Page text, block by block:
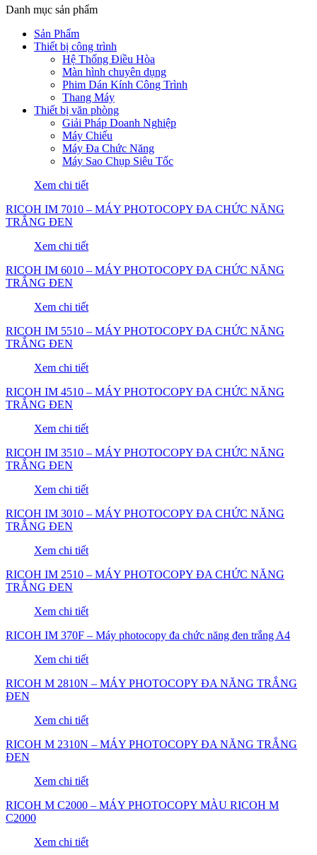
Danh mục sản phẩm
Sản Phẩm
Thiết bị công trình
Hệ Thống Điều Hòa
Màn hình chuyên dụng
Phim Dán Kính Công Trình
Thang Máy
Thiết bị văn phòng
Giải Pháp Doanh Nghiệp
Máy Chiếu
Máy Đa Chức Năng
Máy Sao Chụp Siêu Tốc
Xem chi tiết
RICOH IM 7010 – MÁY PHOTOCOPY ĐA CHỨC NĂNG
TRẮNG ĐEN
Xem chi tiết
RICOH IM 6010 – MÁY PHOTOCOPY ĐA CHỨC NĂNG
TRẮNG ĐEN
Xem chi tiết
RICOH IM 5510 – MÁY PHOTOCOPY ĐA CHỨC NĂNG
TRẮNG ĐEN
Xem chi tiết
RICOH IM 4510 – MÁY PHOTOCOPY ĐA CHỨC NĂNG
TRẮNG ĐEN
Xem chi tiết
RICOH IM 3510 – MÁY PHOTOCOPY ĐA CHỨC NĂNG
TRẮNG ĐEN
Xem chi tiết
RICOH IM 3010 – MÁY PHOTOCOPY ĐA CHỨC NĂNG
TRẮNG ĐEN
Xem chi tiết
RICOH IM 2510 – MÁY PHOTOCOPY ĐA CHỨC NĂNG
TRẮNG ĐEN
Xem chi tiết
RICOH IM 370F – Máy photocopy đa chức năng đen trắng A4
Xem chi tiết
RICOH M 2810N – MÁY PHOTOCOPY ĐA NĂNG TRẮNG
ĐEN
Xem chi tiết
RICOH M 2310N – MÁY PHOTOCOPY ĐA NĂNG TRẮNG
ĐEN
Xem chi tiết
RICOH M C2000 – MÁY PHOTOCOPY MÀU RICOH M
C2000
Xem chi tiết